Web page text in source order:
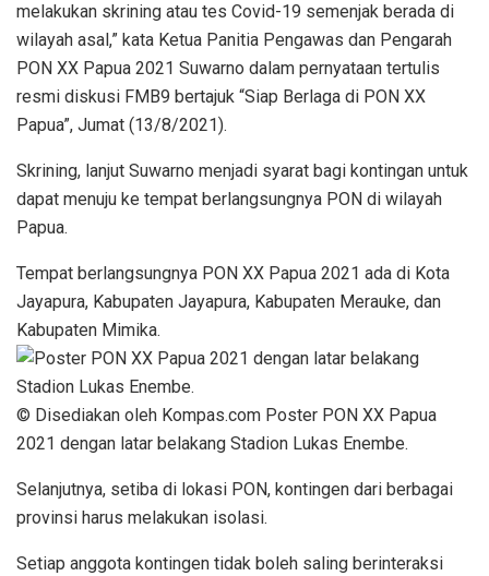
melakukan skrining atau tes Covid-19 semenjak berada di
wilayah asal,” kata Ketua Panitia Pengawas dan Pengarah
PON XX Papua 2021 Suwarno dalam pernyataan tertulis
resmi diskusi FMB9 bertajuk “Siap Berlaga di PON XX
Papua”, Jumat (13/8/2021).
Skrining, lanjut Suwarno menjadi syarat bagi kontingan untuk
dapat menuju ke tempat berlangsungnya PON di wilayah
Papua.
Tempat berlangsungnya PON XX Papua 2021 ada di Kota
Jayapura, Kabupaten Jayapura, Kabupaten Merauke, dan
Kabupaten Mimika.
© Disediakan oleh Kompas.com Poster PON XX Papua
2021 dengan latar belakang Stadion Lukas Enembe.
Selanjutnya, setiba di lokasi PON, kontingen dari berbagai
provinsi harus melakukan isolasi.
Setiap anggota kontingen tidak boleh saling berinteraksi